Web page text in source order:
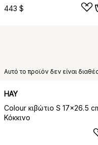
443 $
HAY
Colour κιβώτιο S 17x26.5
Κόκκινο